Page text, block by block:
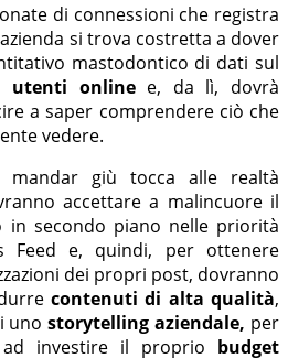
di connessioni che registra
si trova costretta a dover
mastodontico di dati sul
utenti onlinee, da lì, dovrà
a saper comprendere ciò che
vedere.
giù tocca alle realtà
accettare a malincuore il
secondo piano nelle priorità
Feed e, quindi, per ottenere
dei propri post, dovranno
contenuti di alta qualità,
uno storytelling aziendale, per
investire il proprio budget